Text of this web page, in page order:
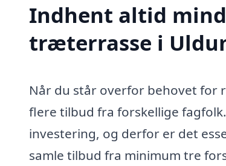
Indhent altid
træterrasse i
Når du står overfor behovet for
flere tilbud fra forskellige
investering, og derfor er det
samle tilbud fra minimum tre